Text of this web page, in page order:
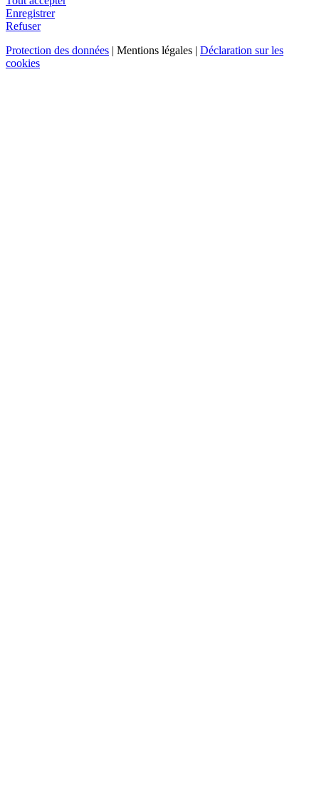
Enregistrer
Refuser
Protection des données | Mentions légales | Déclaration sur les
cookies